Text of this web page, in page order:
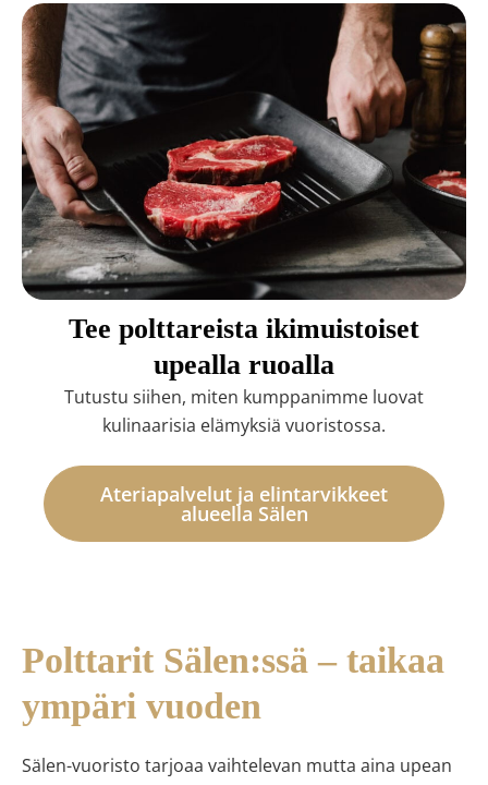
Tee polttareista ikimuistoiset
upealla ruoalla
Tutustu siihen, miten kumppanimme luovat
kulinaarisia elämyksiä vuoristossa.
Ateriapalvelut ja elintarvikkeet
alueella Sälen
Polttarit Sälen:ssä – taikaa
ympäri vuoden
Sälen-vuoristo tarjoaa vaihtelevan mutta aina upean